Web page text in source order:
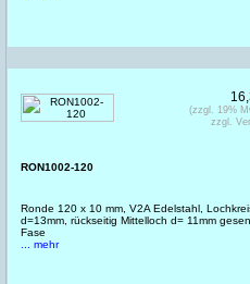
RON1002-120
Ronde 120 x 10 mm, V2A Edelstahl,
d=13mm, rückseitig Mittelloch d= 11mm
Fase
... mehr
(zzgl. 19%
zzgl.